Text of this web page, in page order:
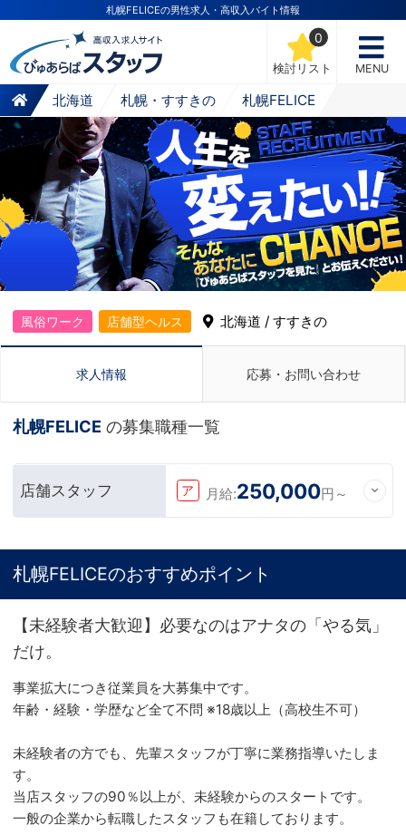
札幌FELICEの男性求人・高収入バイト情報
検討リスト
0
MENU
北海道 札幌・すすきの 札幌FELICE
風俗ワーク 店舗型ヘルス 北海道 / すすきの
求人情報 応募・お問い合わせ
札幌FELICE の募集職種一覧
店舗スタッフ ア 月給:250,000円～
札幌FELICEのおすすめポイント
【未経験者大歓迎】必要なのはアナタの「やる気」
だけ。
事業拡大につき従業員を大募集中です。
年齢・経験・学歴など全て不問 ※18歳以上（高校生不可）
未経験者の方でも、先輩スタッフが丁寧に業務指導いたしま
す。
当店スタッフの90％以上が、未経験からのスタートです。
一般の企業から転職したスタッフも在籍しております。